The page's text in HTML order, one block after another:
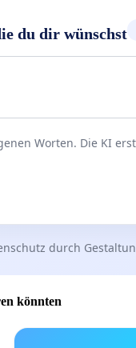
du dir wünschst
Worten. Die KI
durch
könnten